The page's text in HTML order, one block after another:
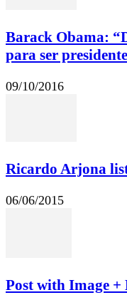
Barack Obama:
para ser
09/10/2016
Ricardo Arjona
06/06/2015
Post with Image